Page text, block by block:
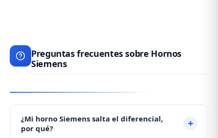
Preguntas frecuentes sobre Hornos
Siemens
¿Mi horno Siemens salta el diferencial,
por qué?